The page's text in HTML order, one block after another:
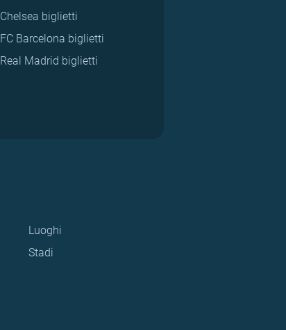
Chelsea biglietti
FC Barcelona biglietti
Real Madrid biglietti
Luoghi
Stadi